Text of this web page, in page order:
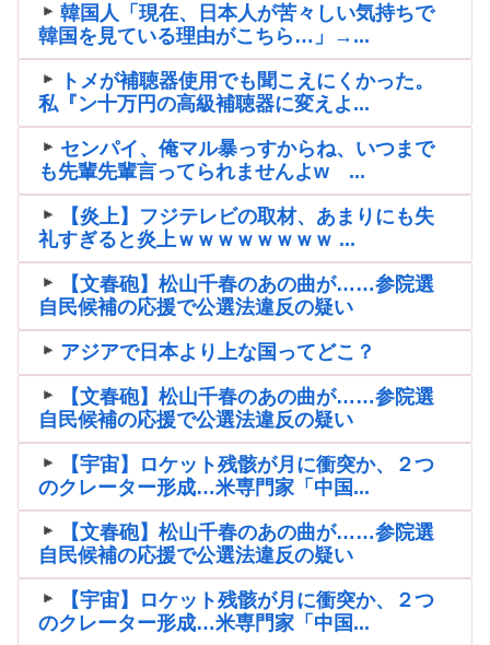
韓国人「現在、日本人が苦々しい気持ちで
韓国を見ている理由がこちら…」→...
トメが補聴器使用でも聞こえにくかった。
私『ン十万円の高級補聴器に変えよ...
センパイ、俺マル暴っすからね、いつまで
も先輩先輩言ってられませんよw ...
【炎上】フジテレビの取材、あまりにも失
礼すぎると炎上ｗｗｗｗｗｗｗｗ ...
【文春砲】松山千春のあの曲が……参院選
自民候補の応援で公選法違反の疑い
アジアで日本より上な国ってどこ？
【文春砲】松山千春のあの曲が……参院選
自民候補の応援で公選法違反の疑い
【宇宙】ロケット残骸が月に衝突か、２つ
のクレーター形成…米専門家「中国...
【文春砲】松山千春のあの曲が……参院選
自民候補の応援で公選法違反の疑い
【宇宙】ロケット残骸が月に衝突か、２つ
のクレーター形成…米専門家「中国...